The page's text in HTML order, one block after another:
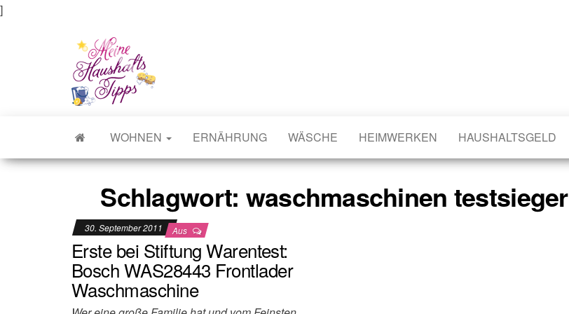
]
Meine Haushaltstipps
Das bisschen Haushalt . . .
WOHNEN ERNÄHRUNG WÄSCHE HEIMWERKEN HAUSHALTSGELD
Schlagwort: waschmaschinen testsieger
30. September 2011 Aus
Erste bei Stiftung Warentest:
Bosch WAS28443 Frontlader
Waschmaschine